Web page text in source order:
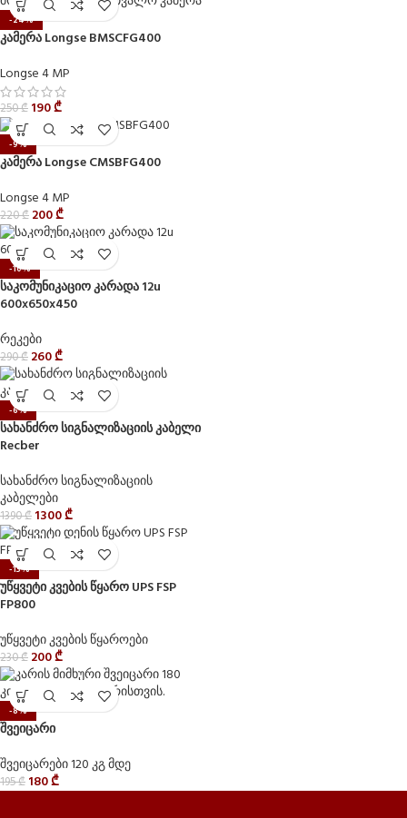
-24%
კამერა Longse BMSCFG400
Longse 4 MP
250₾ 190₾
-9%
კამერა Longse CMSBFG400
Longse 4 MP
220₾ 200₾
-10%
საკომუნიკაციო კარადა 12u
600x650x450
რეკები
290₾ 260₾
-6%
სახანძრო სიგნალიზაციის კაბელი
Recber
სახანძრო სიგნალიზაციის
კაბელები
1390₾ 1300₾
-13%
უწყვეტი კვების წყარო UPS FSP
FP800
უწყვეტი კვების წყაროები
230₾ 200₾
-8%
შვეიცარი
შვეიცარები 120 კგ მდე
195₾ 180₾